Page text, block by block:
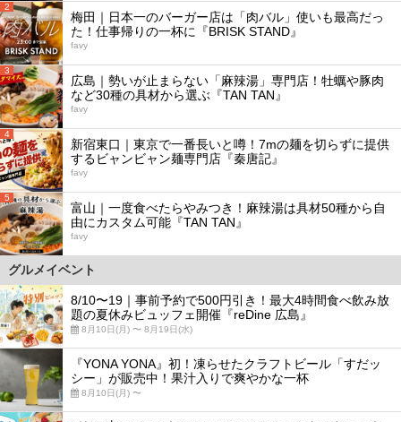
2
梅田｜日本一のバーガー店は「肉バル」使いも最高だっ
た！仕事帰りの一杯に『BRISK STAND』
favy
3
広島｜勢いが止まらない「麻辣湯」専門店！牡蠣や豚肉
など30種の具材から選ぶ『TAN TAN』
favy
4
新宿東口｜東京で一番長いと噂！7mの麺を切らずに提供
するビャンビャン麺専門店『秦唐記』
favy
5
富山｜一度食べたらやみつき！麻辣湯は具材50種から自
由にカスタム可能『TAN TAN』
favy
グルメイベント
8/10〜19｜事前予約で500円引き！最大4時間食べ飲み放
題の夏休みビュッフェ開催『reDine 広島』
8月10日(月) 〜 8月19日(水)
『YONA YONA』初！凍らせたクラフトビール「すだッ
シー」が販売中！果汁入りで爽やかな一杯
8月10日(月) 〜